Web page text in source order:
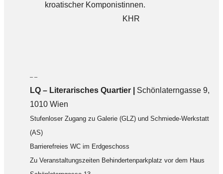
kroatischer Komponistinnen.
KHR
– –
LQ –Literarisches Quartier | Schönlaterngasse 9,
1010 Wien
Stufenloser Zugang zu Galerie (GLZ) und Schmiede-Werkstatt
(AS)
Barrierefreies WC im Erdgeschoss
Zu Veranstaltungszeiten Behindertenparkplatz vor dem Haus